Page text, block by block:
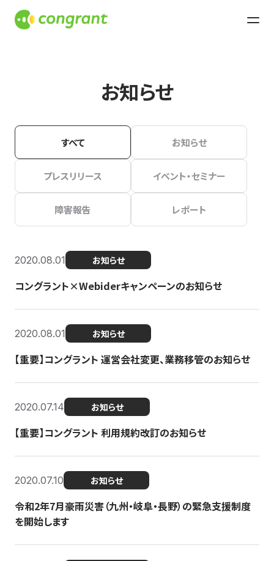
お知らせ
すべて お知らせ
プレスリリース イベント・セミナー
障害報告 レポート
2020.08.01 お知らせ
コングラント×Webiderキャンペーンのお知らせ
2020.08.01 お知らせ
【重要】コングラント 運営会社変更、業務移管のお知らせ
2020.07.14 お知らせ
【重要】コングラント 利用規約改訂のお知らせ
2020.07.10 お知らせ
令和2年7月豪雨災害（九州・岐阜・長野）の緊急支援制度
を開始します